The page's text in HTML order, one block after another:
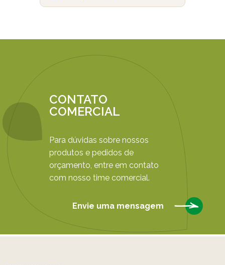
CONTATO
COMERCIAL
Para dúvidas sobre nossos
produtos e pedidos de
orçamento, entre em contato
com nosso time comercial.
Envie uma mensagem